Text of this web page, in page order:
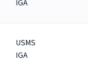
IGA
USMS
IGA